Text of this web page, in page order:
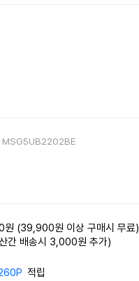
MSG5UB2202BE
(39,900원 이상 구매시 무료)
간 배송시 3,000원 추가)
적립